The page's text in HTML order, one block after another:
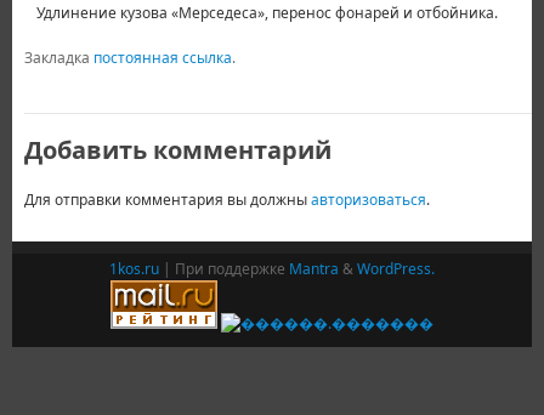
Удлинение кузова «Мерседеса», перенос фонарей и отбойника.
Закладка постоянная ссылка.
Добавить комментарий
Для отправки комментария вы должныавторизоваться.
1kos.ru | При поддержке Mantra &WordPress.